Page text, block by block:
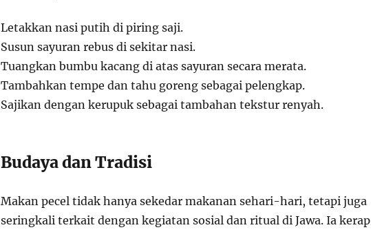
Letakkan nasi putih di piring saji.
Susun sayuran rebus di sekitar nasi.
Tuangkan bumbu kacang di atas sayuran secara merata.
Tambahkan tempe dan tahu goreng sebagai pelengkap.
Sajikan dengan kerupuk sebagai tambahan tekstur renyah.
Budaya dan Tradisi
Makan pecel tidak hanya sekedar makanan sehari-hari, tetapi juga
seringkali terkait dengan kegiatan sosial dan ritual di Jawa. Ia kerap